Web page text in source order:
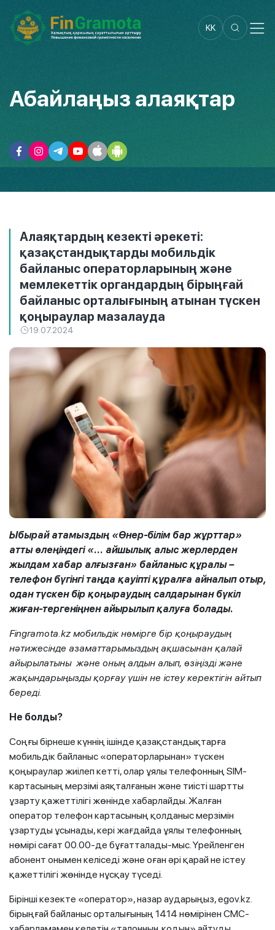
KK
Абайлаңыз алаяқтар
Алаяқтардың кезекті әрекеті:
қазақстандықтарды мобильдік
байланыс операторларының және
мемлекеттік органдардың бірыңғай
байланыс орталығының атынан түскен
қоңыраулар мазалауда
19.07.2024
Ыбырай атамыздың «Өнер-білім бар жұрттар»
атты өлеңіндегі «... айшылық алыс жерлерден
жылдам хабар алғызған» байланыс құралы –
телефон бүгінгі таңда қауіпті құралға айналып отыр,
одан түскен бір қоңыраудың салдарынан бүкіл
жиған-тергеніңнен айырылып қалуға болады.
Fingramota.kz мобильдік нөмірге бір қоңыраудың
нәтижесінде азаматтарымыздың ақшасынан қалай
айырылатыны және оның алдын алып, өзіңізді және
жақындарыңызды қорғау үшін не істеу керектігін айтып
береді.
Не болды?
Соңғы бірнеше күннің ішінде қазақстандықтарға
мобильдік байланыс «операторларынан» түскен
қоңыраулар жиілеп кетті, олар ұялы телефонның SIM-
картасының мерзімі аяқталғанын және тиісті шартты
ұзарту қажеттілігі жөнінде хабарлайды. Жалған
оператор телефон картасының қолданыс мерзімін
ұзартуды ұсынады, кері жағдайда ұялы телефонның
нөмірі сағат 00.00-де бұғатталады-мыс. Үрейленген
абонент онымен келіседі және оған әрі қарай не істеу
қажеттілігі жөнінде нұсқау түседі.
Бірінші кезекте «оператор», назар аударыңыз, egov.kz.
бірыңғай байланыс орталығының 1414 нөмірінен СМС-